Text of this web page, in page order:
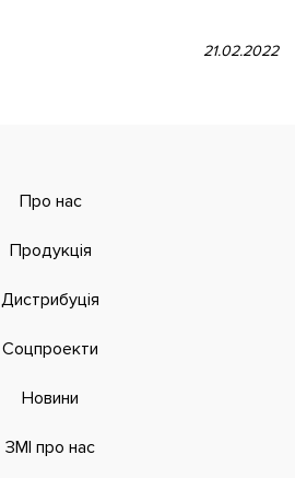
21.02.2022
Про нас
Продукція
Дистрибуція
Соцпроекти
Новини
ЗМІ про нас